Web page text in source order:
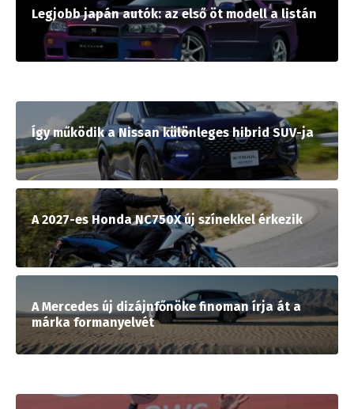
Legjobb japán autók: az első öt modell a listán
Így működik a Nissan különleges hibrid SUV-ja
A 2027-es Honda NC750X új színekkel érkezik
A Mercedes új dizájnfőnöke finoman írja át a
márka formanyelvét